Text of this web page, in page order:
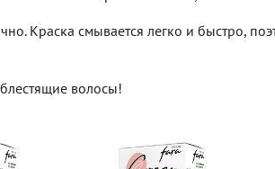
Краска смывается легко и быстро,
волосы!